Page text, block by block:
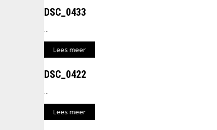
DSC_0433
...
Lees meer
DSC_0422
...
Lees meer